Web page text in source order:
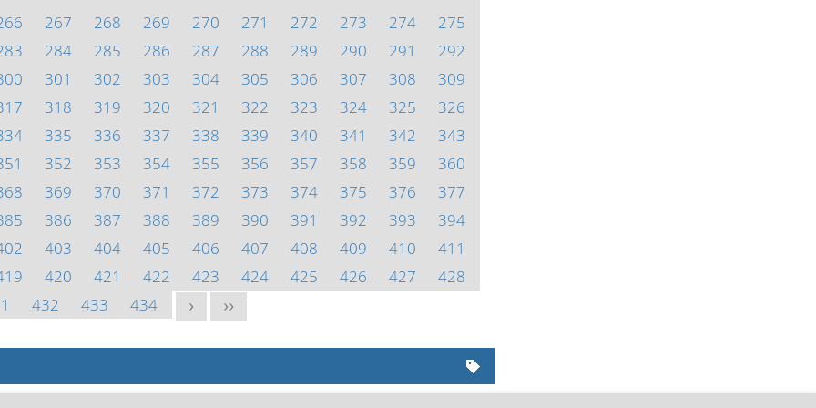
267 268 269 270 271 272 273 274
275
284 285 286 287 288 289 290 291
292
301 302 303 304 305 306 307 308
309
318 319 320 321 322 323 324 325
326
335 336 337 338 339 340 341 342
343
352 353 354 355 356 357 358 359
360
369 370 371 372 373 374 375 376
377
386 387 388 389 390 391 392 393
394
403 404 405 406 407 408 409 410
411
420 421 422 423 424 425 426 427
428
432 433 434 > >>